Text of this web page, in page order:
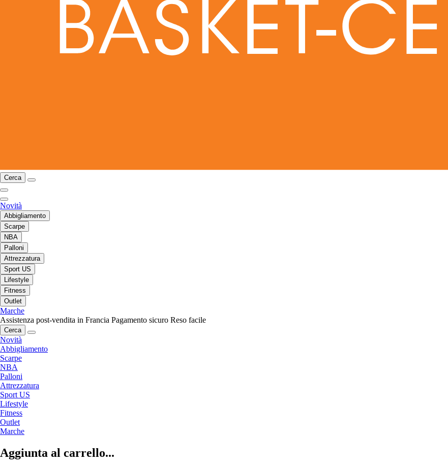
Cerca
Novità
Abbigliamento
Scarpe
NBA
Palloni
Attrezzatura
Sport US
Lifestyle
Fitness
Outlet
Marche
Assistenza post-vendita in Francia Pagamento sicuro Reso facile
Cerca
Novità
Abbigliamento
Scarpe
NBA
Palloni
Attrezzatura
Sport US
Lifestyle
Fitness
Outlet
Marche
Aggiunta al carrello...